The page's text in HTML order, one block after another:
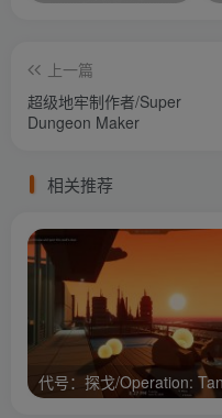
上一篇
超级地牢制作者/Super
Dungeon Maker
相关推荐